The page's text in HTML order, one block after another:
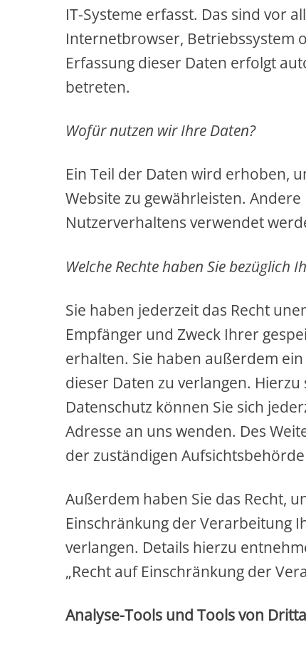
IT-Systeme erfasst. Das sind vor
Internetbrowser, Betriebssystem
Erfassung dieser Daten erfolgt
betreten.
Wofür nutzen wir Ihre Daten?
Ein Teil der Daten wird erhoben,
Website zu gewährleisten.
Nutzerverhaltens verwendet
Welche Rechte haben Sie bezüglich
Sie haben jederzeit das Recht
Empfänger und Zweck Ihrer
erhalten. Sie haben außerdem
dieser Daten zu verlangen.
Datenschutz können Sie sich
Adresse an uns wenden. Des
der zuständigen
Außerdem haben Sie das Recht,
Einschränkung der Verarbeitung
verlangen. Details hierzu
„Recht auf Einschränkung der
Analyse-Tools und Tools von